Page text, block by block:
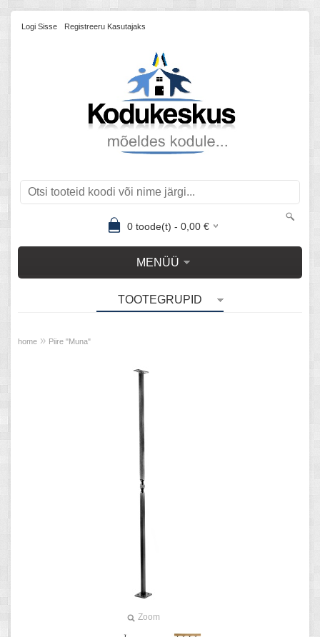
Logi Sisse Registreeru Kasutajaks
0toode(t) - 0,00€
MENÜÜ
TOOTEGRUPID
home » Piire "Muna"
Zoom